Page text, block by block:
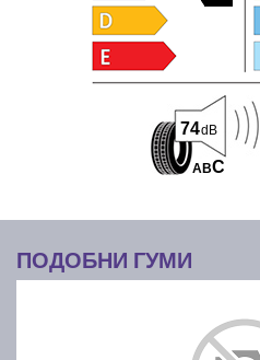
ABC
74dB
ПОДОБНИ ГУМИ